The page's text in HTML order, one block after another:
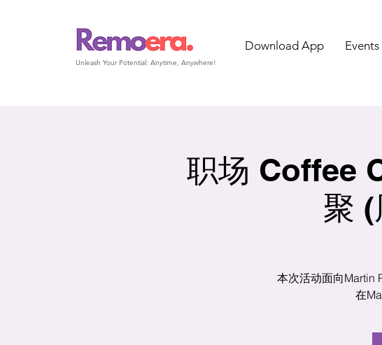
Download App Events
Unleash Your Potential: Anytime, Anywhere!
职场 Coffee
聚 (
本次活动面向Martin
在